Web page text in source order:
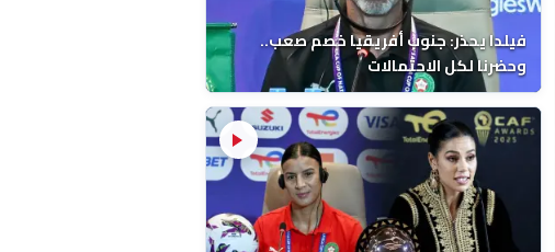
فيلدا يحذر: جنوب أفريقيا خصم صعب..
وحضرنا لكل الاحتمالات